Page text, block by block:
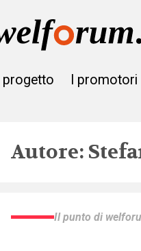
Il progetto I promotori
Autore:
Il punto di